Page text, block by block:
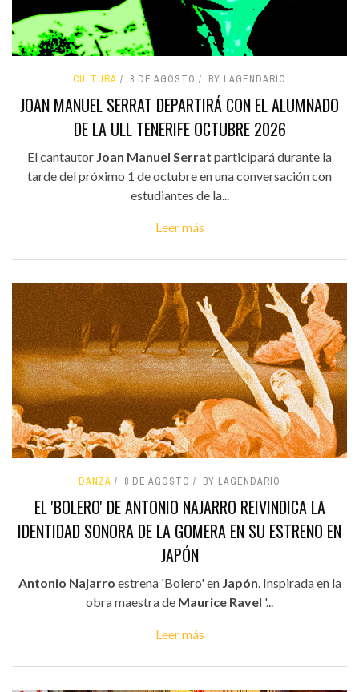
CULTURA 8 DE AGOSTO BY LAGENDARIO
JOAN MANUEL SERRAT DEPARTIRÁ CON EL ALUMNADO
DE LA ULL TENERIFE OCTUBRE 2026
El cantautor Joan Manuel Serrat participará durante la
tarde del próximo 1 de octubre en una conversación con
estudiantes de la...
Leer más
DANZA 8 DE AGOSTO BY LAGENDARIO
EL 'BOLERO' DE ANTONIO NAJARRO REIVINDICA LA
IDENTIDAD SONORA DE LA GOMERA EN SU ESTRENO EN
JAPÓN
Antonio Najarro estrena 'Bolero' en Japón. Inspirada en la
obra maestra de Maurice Ravel '...
Leer más